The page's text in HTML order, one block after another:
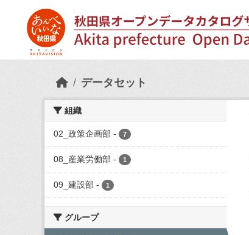
データセット
組織
02_政策企画部 - 7
08_産業労働部 - 1
09_建設部 - 1
グループ